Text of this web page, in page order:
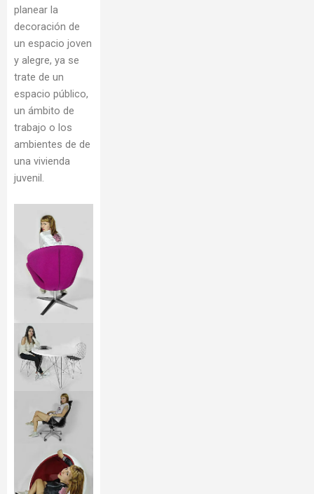
planear la
decoración de
un espacio joven
y alegre, ya se
trate de un
espacio público,
un ámbito de
trabajo o los
ambientes de de
una vivienda
juvenil.